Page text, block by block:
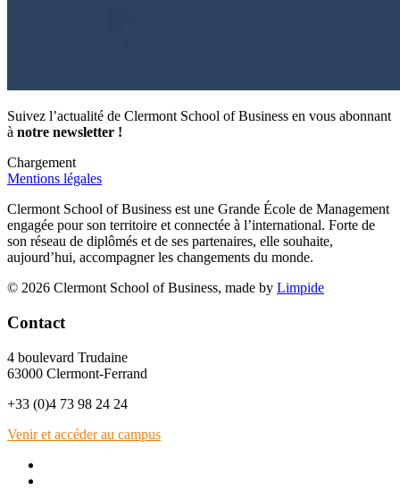
Suivez l’actualité de Clermont School of Business en vous abonnant
à notre newsletter !
Chargement
Mentions légales
Clermont School of Business est une Grande École de Management
engagée pour son territoire et connectée à l’international. Forte de
son réseau de diplômés et de ses partenaires, elle souhaite,
aujourd’hui, accompagner les changements du monde.
© 2026 Clermont School of Business, made by Limpide
Contact
4 boulevard Trudaine
63000 Clermont-Ferrand
+33 (0)4 73 98 24 24
Venir et accéder au campus